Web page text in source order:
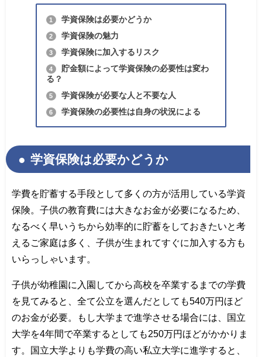
1 学資保険は必要かどうか
2 学資保険の魅力
3 学資保険に加入するリスク
4
貯金額によって学資保険の必要性は変わ
る？
5 学資保険が必要な人と不要な人
6 学資保険の必要性は自身の状況による
学資保険は必要かどうか
学費を貯蓄する手段として多くの方が活用している学資
保険。子供の教育費には大きなお金が必要になるため、
なるべく早いうちから効率的に貯蓄をしておきたいと考
えるご家庭は多く、子供が生まれてすぐに加入する方も
いらっしゃいます。
子供が幼稚園に入園してから高校を卒業するまでの学費
を見てみると、全て公立を選んだとしても540万円ほど
のお金が必要。もし大学まで進学させる場合には、国立
大学を4年間で卒業するとしても250万円ほどがかかりま
す。国立大学よりも学費の高い私立大学に進学すると、